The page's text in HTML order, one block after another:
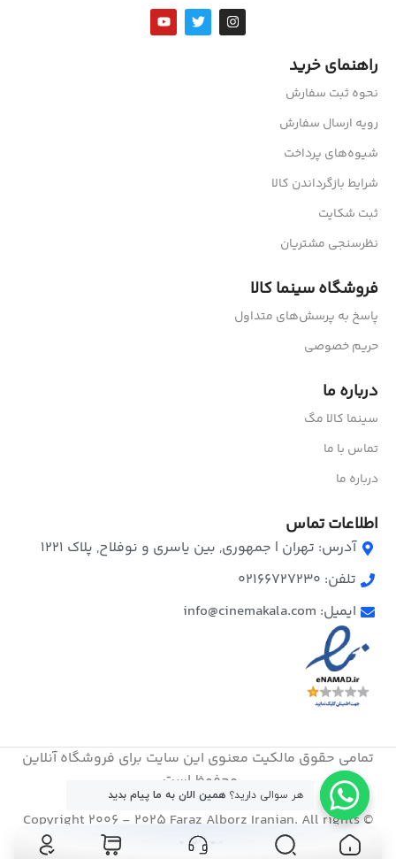
راهنمای خرید
نحوه ثبت سفارش
رویه ارسال سفارش
شیوه‌های پرداخت
شرایط بازگرداندن کالا
ثبت شکایت
نظرسنجی مشتریان
فروشگاه سینما کالا
پاسخ به پرسش‌های متداول
حریم خصوصی
درباره ما
سینما کالا مگ
تماس با ما
درباره ما
اطلاعات تماس
آدرس: تهران | جمهوری, بین یاسری و نوفلاح, پلاک ۱۲۲۱
تلفن: 02166727230
ایمیل: info@cinemakala.com
تمامی حقوق مالکیت معنوی این ‌سایت برای فروشگاه آنلاین
محفوظ است.
© Copyright 2006 - 2025 Faraz Alborz Iranian. All rights
reserved
هر سوالی دارید؟ همین الان به ما پیام بدید